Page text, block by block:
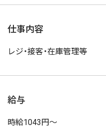
仕事内容
レジ・接客・在庫管理等
給与
時給1043円～